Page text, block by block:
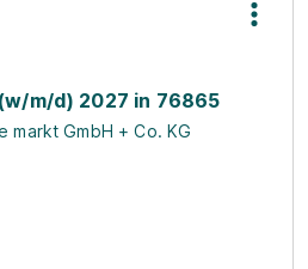
m/d) 2027 in 76865
markt GmbH + Co. KG